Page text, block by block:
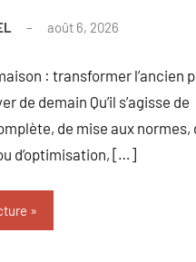
août 6, 2026
: transformer l’ancien
de demain Qu’il s’agisse de
de mise aux normes,
d’optimisation, […]